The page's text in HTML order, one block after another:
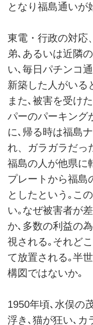
となり福島通いが
東電・行政の対応
弟､あるいは近隣
い､毎日パチンコ
新築した人がいる
また､被害を受け
パーのパーキング
に､帰る時は福島
れ、ガラガラだっ
福島の人が他県に
プレートから福島
としたという｡こ
い｡なぜ被害者が
か､多数の利益の
視される｡それど
て放置される｡半
構図ではないか｡
1950年頃､水俣の
浮き､猫が狂い､カ